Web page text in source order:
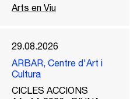
Arts en Viu
29.08.2026
ARBAR, Centre d'Art i
Cultura
CICLES ACCIONS